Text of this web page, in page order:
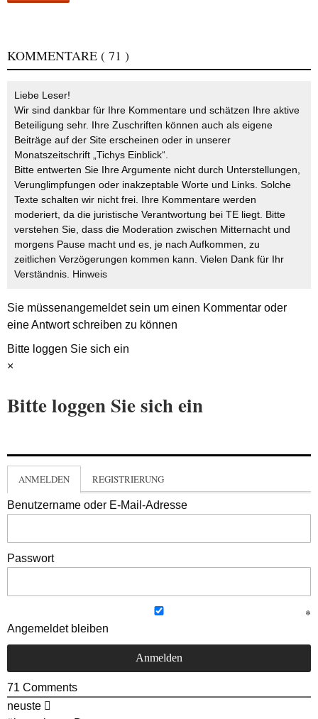
KOMMENTARE ( 71 )
Liebe Leser!
Wir sind dankbar für Ihre Kommentare und schätzen Ihre aktive
Beteiligung sehr. Ihre Zuschriften können auch als eigene
Beiträge auf der Site erscheinen oder in unserer
Monatszeitschrift „Tichys Einblick“.
Bitte entwerten Sie Ihre Argumente nicht durch Unterstellungen,
Verunglimpfungen oder inakzeptable Worte und Links. Solche
Texte schalten wir nicht frei. Ihre Kommentare werden
moderiert, da die juristische Verantwortung bei TE liegt. Bitte
verstehen Sie, dass die Moderation zwischen Mitternacht und
morgens Pause macht und es, je nach Aufkommen, zu
zeitlichen Verzögerungen kommen kann. Vielen Dank für Ihr
Verständnis. Hinweis
Sie müssenangemeldetsein um einen Kommentar oder
eine Antwort schreiben zu können
Bitte loggen Sie sich ein
×
Bitte loggen Sie sich ein
ANMELDEN REGISTRIERUNG
Benutzername oder E-Mail-Adresse
Passwort
Angemeldet bleiben
71 Comments
neuste